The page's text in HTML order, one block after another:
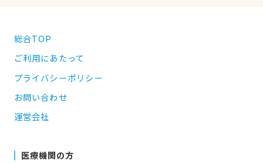
総合TOP
ご利用にあたって
プライバシーポリシー
お問い合わせ
運営会社
医療機関の方